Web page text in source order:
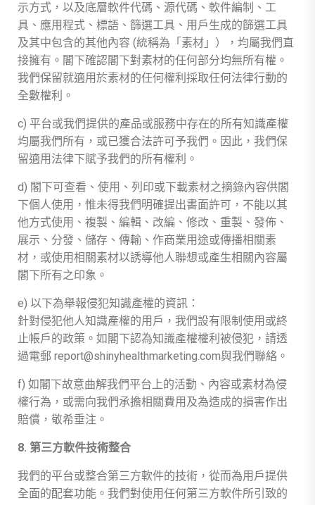
示方式，以及底層軟件代碼、源代碼、 軟件編制、工
具、應用程式、標語、篩選工具、用戶生成的篩選工具
及其中包含的其他內容 (統稱為「素材」），均屬我們直
接擁有。閣下確認閣下對素材的任何部分均無所有權。
我們保留就適用於素材的任何權利採取任何法律行動的
全數權利。
c) 平台或我們提供的產品或服務中存在的所有知識產權
均屬我們所有，或已獲合法許可予我們。因此，我們保
留適用法律下賦予我們的所有權利。
d) 閣下可查看、使用、列印或下載素材之摘錄內容供閣
下個人使用，惟未得我們明確提出書面許可，不能以其
他方式使用、複製、編輯、改編、修改、重製、發佈、
展示、分發、儲存、傳輸、作商業用途或傳播相關素
材，或使用相關素材以誘導他人聯想或產生相關內容屬
閣下所有之印象。
e) 以下為舉報侵犯知識產權的資訊：
針對侵犯他人知識產權的用戶，我們設有限制使用或終
止帳戶的政策。如閣下認為知識產權權利被侵犯，請透
過電郵 report@shinyhealthmarketing.com與我們聯絡。
f) 如閣下故意曲解我們平台上的活動、內容或素材為侵
權行為，或需向我們承擔相關費用及為造成的損害作出
賠償，敬希垂注。
8. 第三方軟件技術整合
我們的平台或整合第三方軟件的技術，從而為用戶提供
全面的配套功能。我們對使用任何第三方軟件所引致的